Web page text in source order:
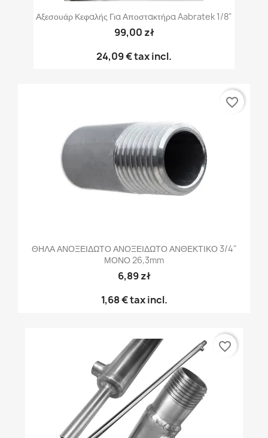
Αξεσουάρ Κεφαλής Για Αποστακτήρα Aabratek 1/8"
99,00 zł
24,09 €tax incl.
ΘΗΛΑ ΑΝΟΞΕΙΔΩΤΟ ΑΝΟΞΕΙΔΩΤΟ ΑΝΘΕΚΤΙΚΟ 3/4"
ΜΟΝΟ 26,3mm
6,89 zł
1,68 €tax incl.
favorite_border
favorite_border